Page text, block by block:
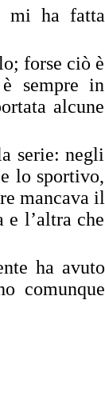
mi ha fatta
forse ciò è
sempre in
alcune
serie: negli
lo sportivo,
mancava il
e l’altra che
ha avuto
comunque